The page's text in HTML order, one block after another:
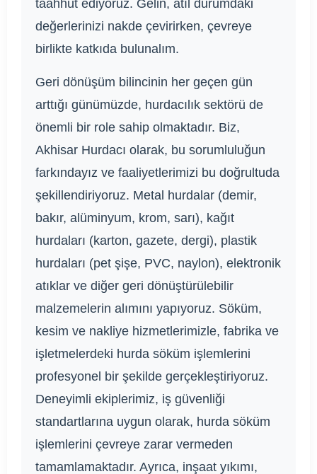
taahhüt ediyoruz. Gelin, atıl durumdaki
değerlerinizi nakde çevirirken, çevreye
birlikte katkıda bulunalım.
Geri dönüşüm bilincinin her geçen gün
arttığı günümüzde, hurdacılık sektörü de
önemli bir role sahip olmaktadır. Biz,
Akhisar Hurdacı olarak, bu sorumluluğun
farkındayız ve faaliyetlerimizi bu doğrultuda
şekillendiriyoruz. Metal hurdalar (demir,
bakır, alüminyum, krom, sarı), kağıt
hurdaları (karton, gazete, dergi), plastik
hurdaları (pet şişe, PVC, naylon), elektronik
atıklar ve diğer geri dönüştürülebilir
malzemelerin alımını yapıyoruz. Söküm,
kesim ve nakliye hizmetlerimizle, fabrika ve
işletmelerdeki hurda söküm işlemlerini
profesyonel bir şekilde gerçekleştiriyoruz.
Deneyimli ekiplerimiz, iş güvenliği
standartlarına uygun olarak, hurda söküm
işlemlerini çevreye zarar vermeden
tamamlamaktadır. Ayrıca, inşaat yıkımı,